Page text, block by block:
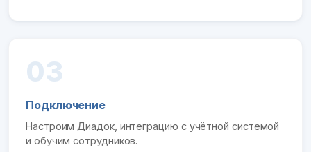
03
Подключение
Настроим Диадок, интеграцию с учётной системой
и обучим сотрудников.